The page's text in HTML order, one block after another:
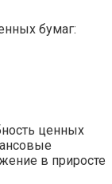
бумаг:
ценных
в приросте